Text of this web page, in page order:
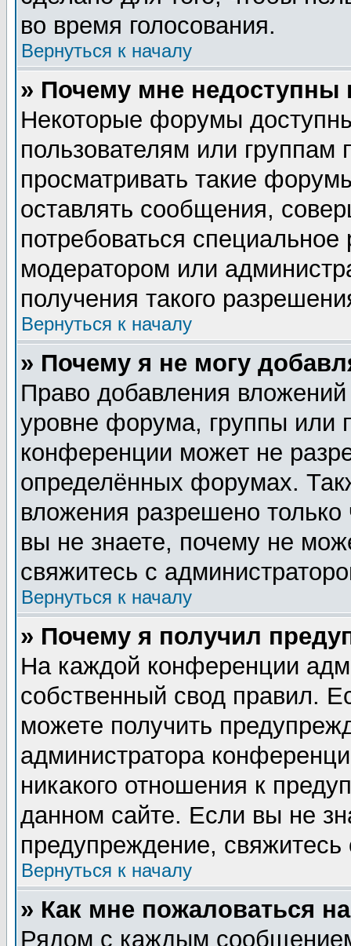
во время голосования.
Вернуться к началу
» Почему мне
Некоторые форумы
пользователям или группам
просматривать такие
оставлять сообщения,
потребоваться
модератором или
получения такого
Вернуться к началу
» Почему я не могу
Право добавления
уровне форума, группы или
конференции может не
определённых форумах.
вложения разрешено
вы не знаете, почему не
свяжитесь с
Вернуться к началу
» Почему я получил
На каждой конференции
собственный свод правил.
можете получить
администратора
никакого отношения к
данном сайте. Если вы не
предупреждение,
Вернуться к началу
» Как мне пожаловаться
Рядом с каждым